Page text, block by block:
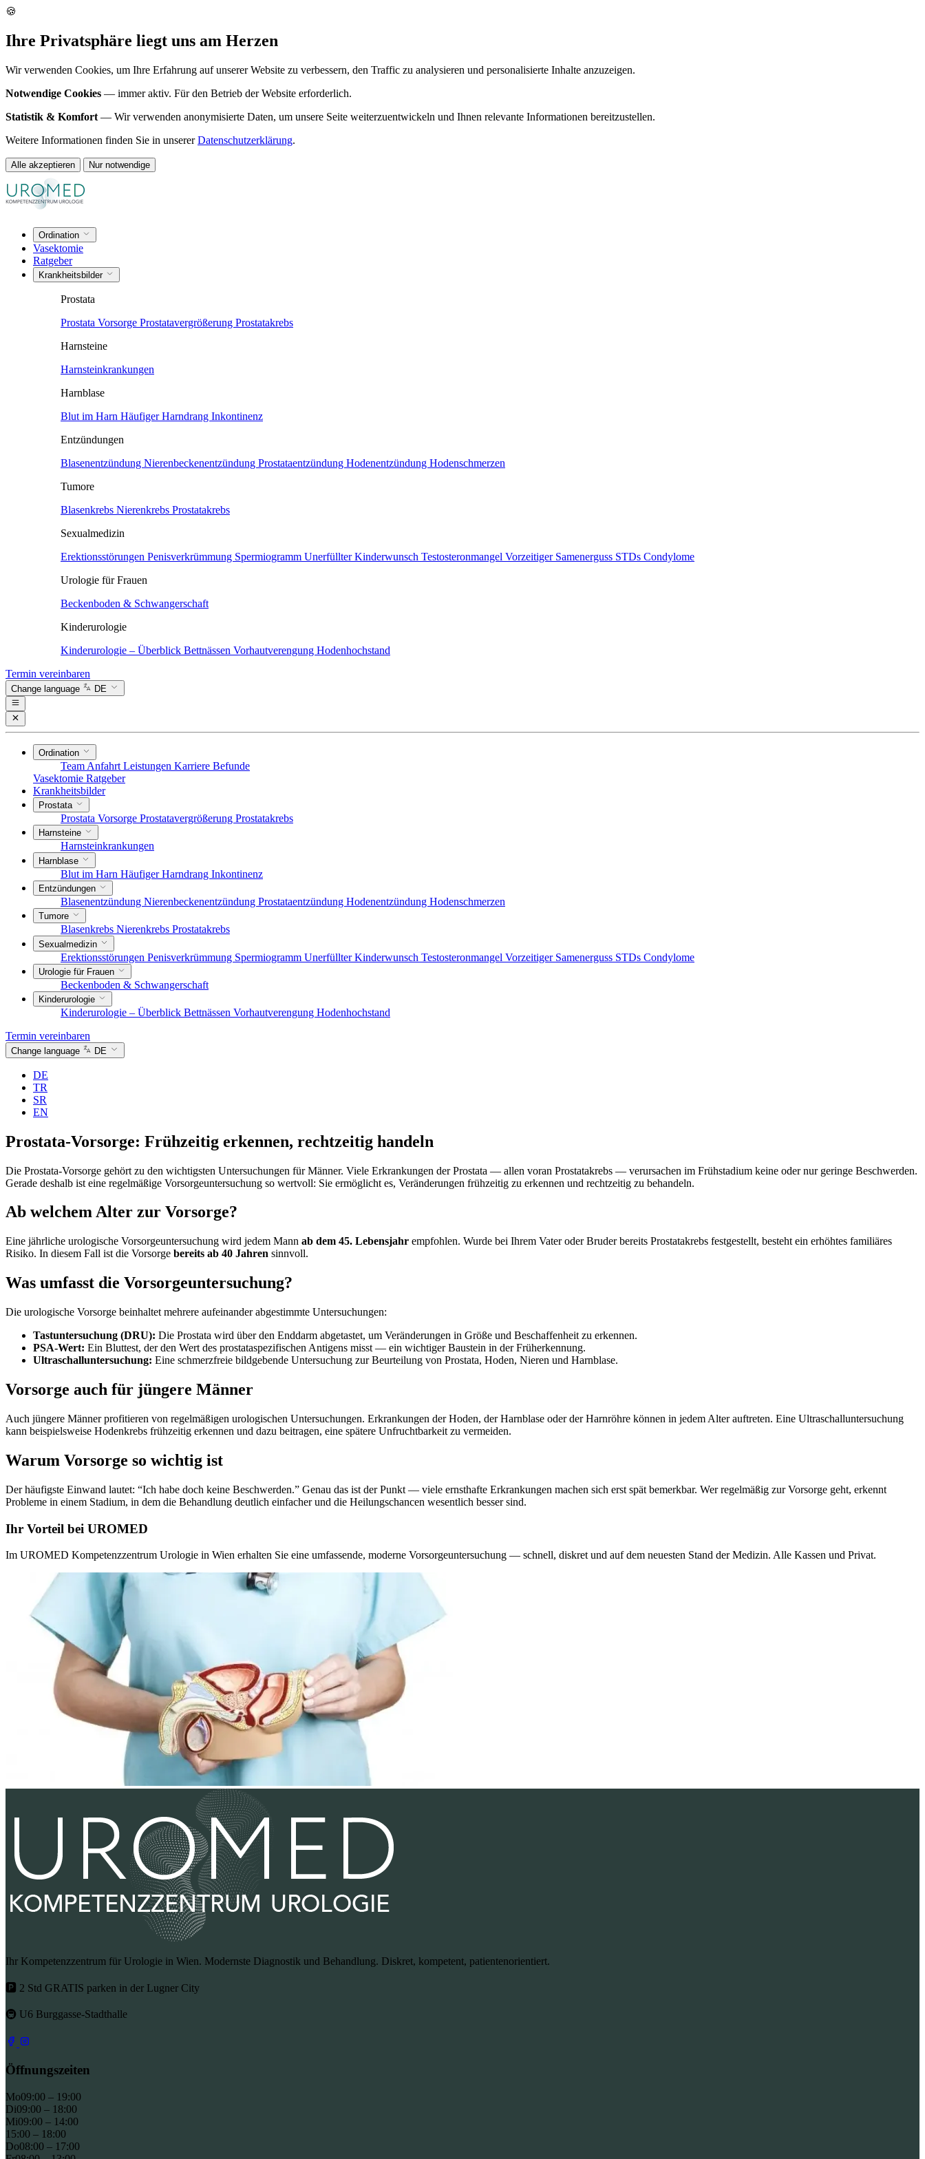
🍪
Ihre Privatsphäre liegt uns am Herzen
Wir verwenden Cookies, um Ihre Erfahrung auf unserer Website zu verbessern, den Traffic zu analysieren und personalisierte Inhalte anzuzeigen.
Notwendige Cookies — immer aktiv. Für den Betrieb der Website erforderlich.
Statistik & Komfort — Wir verwenden anonymisierte Daten, um unsere Seite weiterzuentwickeln und Ihnen relevante Informationen bereitzustellen.
Weitere Informationen finden Sie in unsererDatenschutzerklärung.
Alle akzeptieren Nur notwendige
Ordination
Vasektomie
Ratgeber
Krankheitsbilder
Prostata
Prostata Vorsorge Prostatavergrößerung Prostatakrebs
Harnsteine
Harnsteinkrankungen
Harnblase
Blut im Harn Häufiger Harndrang Inkontinenz
Entzündungen
Blasenentzündung Nierenbeckenentzündung Prostataentzündung Hodenentzündung Hodenschmerzen
Tumore
Blasenkrebs Nierenkrebs Prostatakrebs
Sexualmedizin
Erektionsstörungen Penisverkrümmung Spermiogramm Unerfüllter Kinderwunsch Testosteronmangel Vorzeitiger Samenerguss STDs Condylome
Urologie für Frauen
Beckenboden & Schwangerschaft
Kinderurologie
Kinderurologie – Überblick Bettnässen Vorhautverengung Hodenhochstand
Termin vereinbaren
Change language DE
Ordination
Team Anfahrt Leistungen Karriere Befunde
Vasektomie Ratgeber
Krankheitsbilder
Prostata
Prostata Vorsorge Prostatavergrößerung Prostatakrebs
Harnsteine
Harnsteinkrankungen
Harnblase
Blut im Harn Häufiger Harndrang Inkontinenz
Entzündungen
Blasenentzündung Nierenbeckenentzündung Prostataentzündung Hodenentzündung Hodenschmerzen
Tumore
Blasenkrebs Nierenkrebs Prostatakrebs
Sexualmedizin
Erektionsstörungen Penisverkrümmung Spermiogramm Unerfüllter Kinderwunsch Testosteronmangel Vorzeitiger Samenerguss STDs Condylome
Urologie für Frauen
Beckenboden & Schwangerschaft
Kinderurologie
Kinderurologie – Überblick Bettnässen Vorhautverengung Hodenhochstand
Termin vereinbaren
Change language DE
DE
TR
SR
EN
Prostata-Vorsorge: Frühzeitig erkennen, rechtzeitig handeln
Die Prostata-Vorsorge gehört zu den wichtigsten Untersuchungen für Männer. Viele Erkrankungen der Prostata — allen voran Prostatakrebs — verursachen im Frühstadium keine oder nur geringe Beschwerden.
Gerade deshalb ist eine regelmäßige Vorsorgeuntersuchung so wertvoll: Sie ermöglicht es, Veränderungen frühzeitig zu erkennen und rechtzeitig zu behandeln.
Ab welchem Alter zur Vorsorge?
Eine jährliche urologische Vorsorgeuntersuchung wird jedem Mann ab dem 45. Lebensjahr empfohlen. Wurde bei Ihrem Vater oder Bruder bereits Prostatakrebs festgestellt, besteht ein erhöhtes familiäres
Risiko. In diesem Fall ist die Vorsorge bereits ab 40 Jahren sinnvoll.
Was umfasst die Vorsorgeuntersuchung?
Die urologische Vorsorge beinhaltet mehrere aufeinander abgestimmte Untersuchungen:
Tastuntersuchung (DRU): Die Prostata wird über den Enddarm abgetastet, um Veränderungen in Größe und Beschaffenheit zu erkennen.
PSA-Wert: Ein Bluttest, der den Wert des prostataspezifischen Antigens misst — ein wichtiger Baustein in der Früherkennung.
Ultraschalluntersuchung: Eine schmerzfreie bildgebende Untersuchung zur Beurteilung von Prostata, Hoden, Nieren und Harnblase.
Vorsorge auch für jüngere Männer
Auch jüngere Männer profitieren von regelmäßigen urologischen Untersuchungen. Erkrankungen der Hoden, der Harnblase oder der Harnröhre können in jedem Alter auftreten. Eine Ultraschalluntersuchung
kann beispielsweise Hodenkrebs frühzeitig erkennen und dazu beitragen, eine spätere Unfruchtbarkeit zu vermeiden.
Warum Vorsorge so wichtig ist
Der häufigste Einwand lautet: “Ich habe doch keine Beschwerden.” Genau das ist der Punkt — viele ernsthafte Erkrankungen machen sich erst spät bemerkbar. Wer regelmäßig zur Vorsorge geht, erkennt
Probleme in einem Stadium, in dem die Behandlung deutlich einfacher und die Heilungschancen wesentlich besser sind.
Ihr Vorteil bei UROMED
Im UROMED Kompetenzzentrum Urologie in Wien erhalten Sie eine umfassende, moderne Vorsorgeuntersuchung — schnell, diskret und auf dem neuesten Stand der Medizin. Alle Kassen und Privat.
Ihr Kompetenzzentrum für Urologie in Wien. Modernste Diagnostik und Behandlung. Diskret, kompetent, patientenorientiert.
🅿 2 Std GRATIS parken in der Lugner City
🚇 U6 Burggasse-Stadthalle
Öffnungszeiten
Mo09:00 – 19:00
Di09:00 – 18:00
Mi09:00 – 14:00
15:00 – 18:00
Do08:00 – 17:00